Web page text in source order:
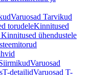
Varuosad Tarvikud
torudeleKinnitused
ühendustele
Varuosad
T-detailidVaruosad T-